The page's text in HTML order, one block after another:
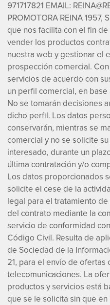
971717821 EMAIL:
PROMOTORA REINA 1957,
que nos facilita con el fin
vender los productos
nuestra web y gestionar el
prospección comercial.
servicios de acuerdo con
un perfil comercial, en
No se tomarán decisiones
dicho perfil. Los datos
conservarán, mientras se
comercial y no se solicite
interesado, durante un
última contratación y/o
Los datos proporcionados
solicite el cese de la
legal para el tratamiento
del contrato mediante la
servicio de conformidad
Código Civil. Resulta de
de Sociedad de la
21, para el envío de
telecomunicaciones. La
productos y servicios está
que se le solicita sin que